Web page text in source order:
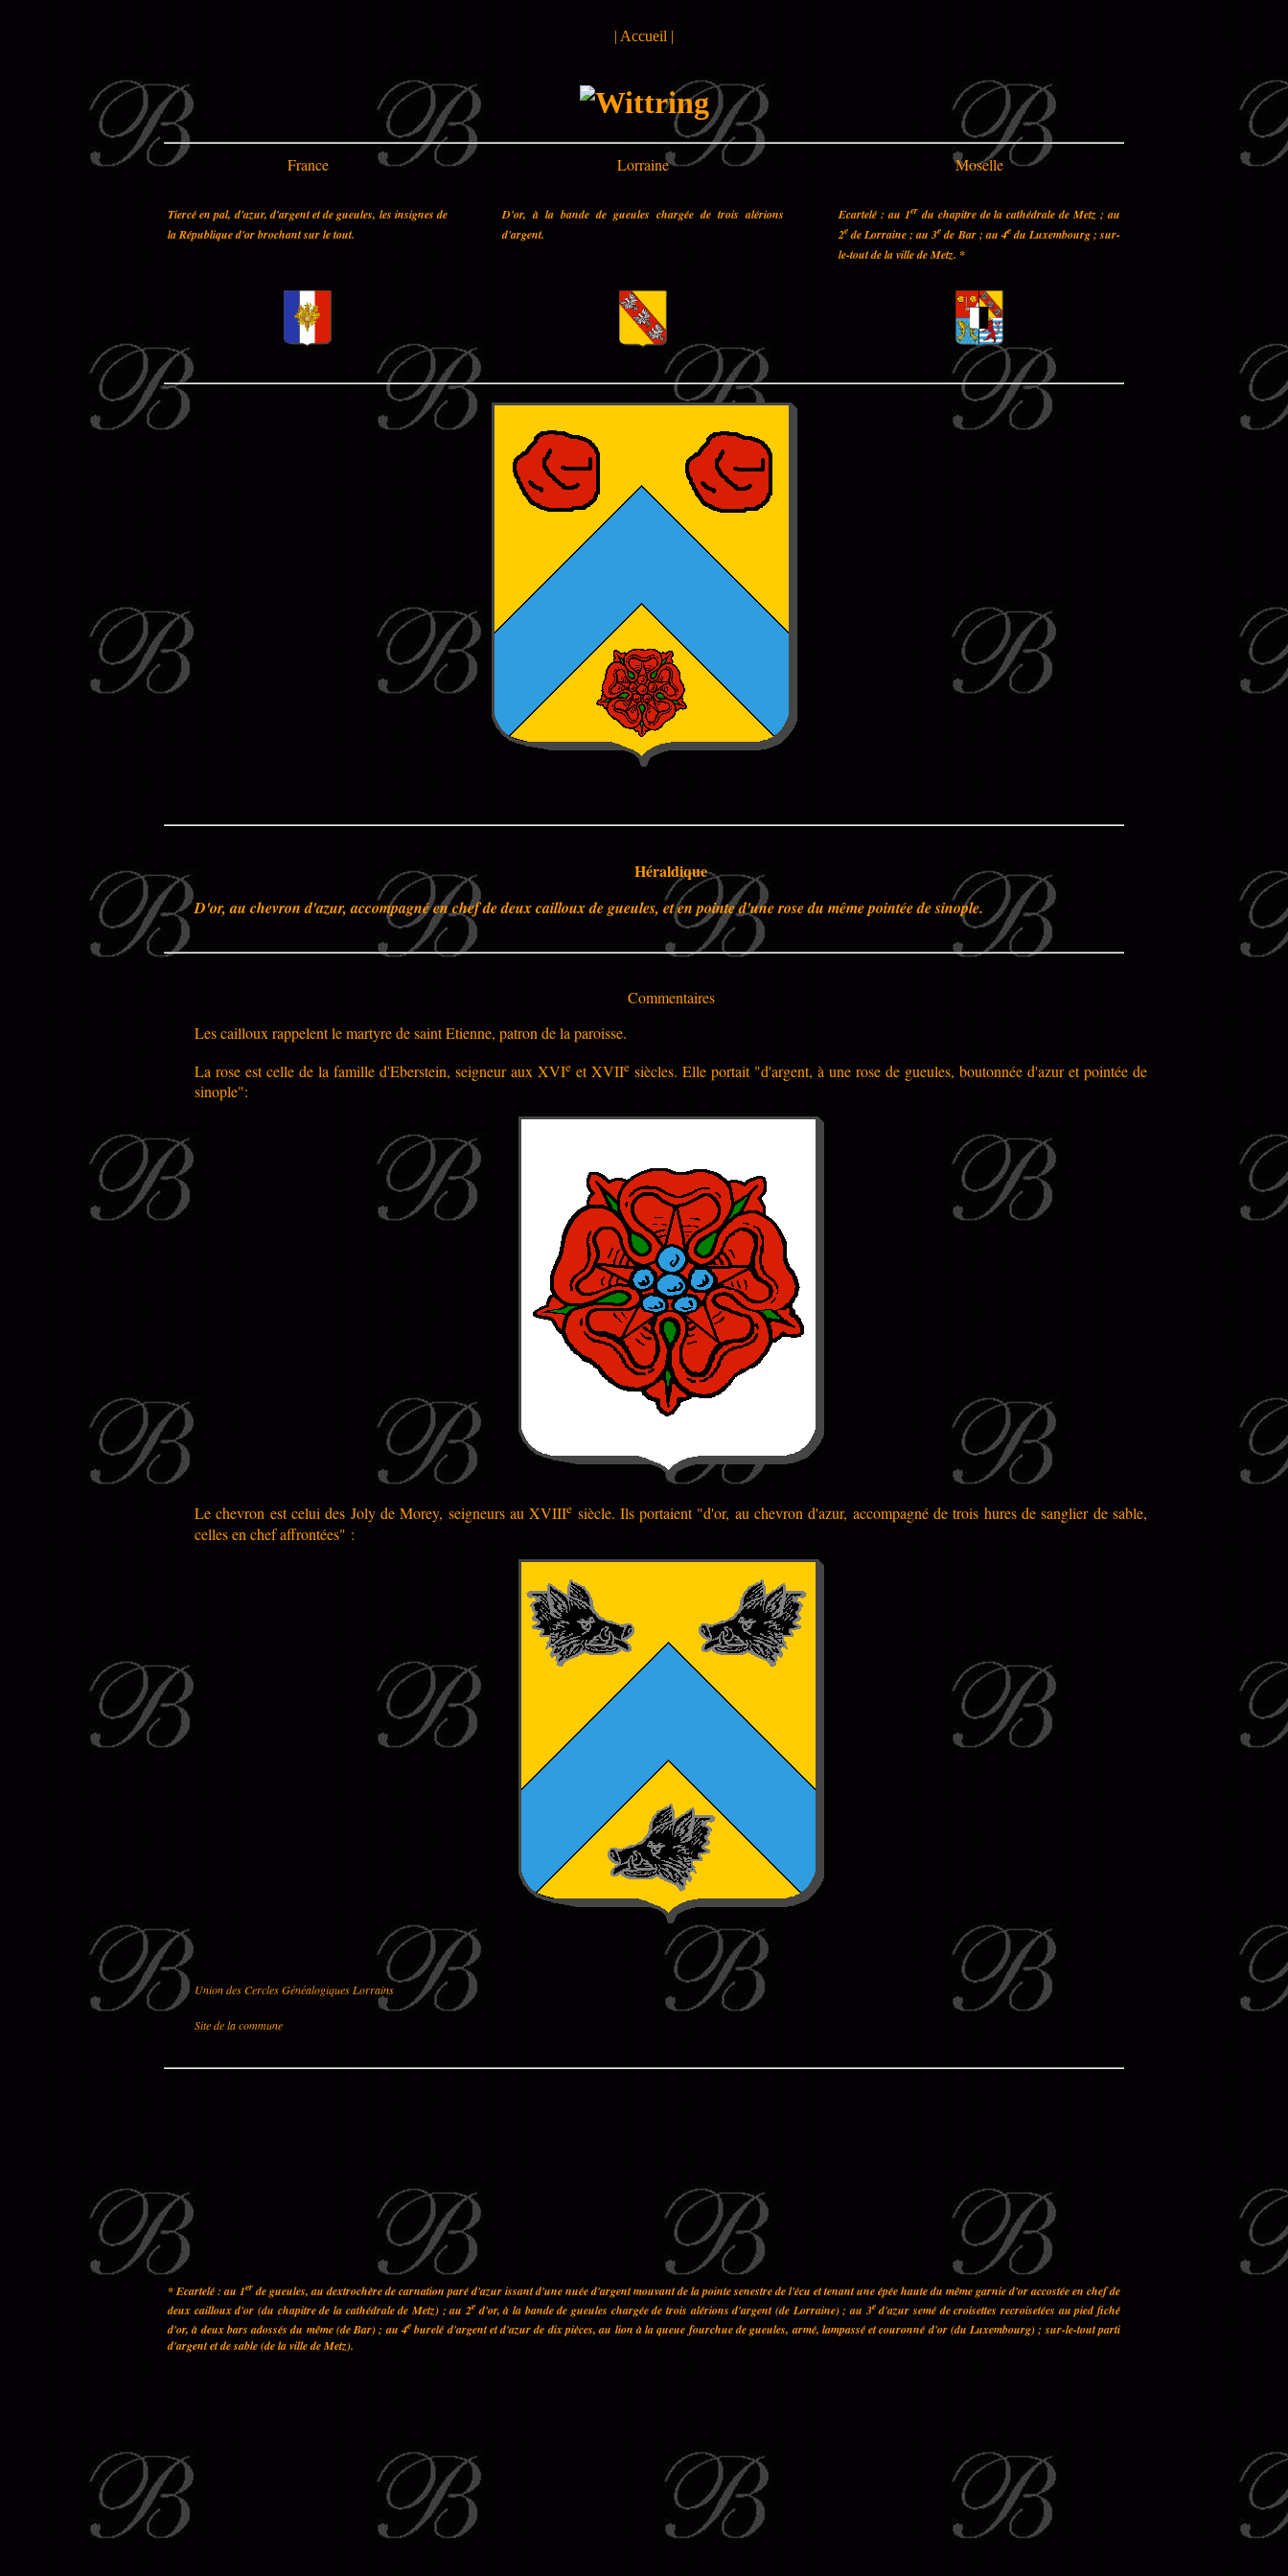
| Accueil |
France Lorraine Moselle
Tiercé en pal, d'azur, d'argent et de gueules, les insignes de
la République d'or brochant sur le tout.
D'or, à la bande de gueules chargée de trois alérions
d'argent.
Ecartelé : au 1erdu chapitre de la cathédrale de Metz ; au
2ede Lorraine ; au 3ede Bar ; au 4edu Luxembourg ; sur-
le-tout de la ville de Metz. *
Héraldique
D'or, au chevron d'azur, accompagné en chef de deux cailloux de gueules, et en pointe d'une rose du même pointée de sinople.
Commentaires
Les cailloux rappelent le martyre de saint Etienne, patron de la paroisse.
La rose est celle de la famille d'Eberstein, seigneur aux XVIe et XVIIe siècles. Elle portait "d'argent, à une rose de gueules, boutonnée d'azur et pointée de
sinople":
Le chevron est celui des Joly de Morey, seigneurs au XVIIIe siècle. Ils portaient "d'or, au chevron d'azur, accompagné de trois hures de sanglier de sable,
celles en chef affrontées" :
Union des Cercles Généalogiques Lorrains
Site de la commune
* Ecartelé : au 1erde gueules, au dextrochère de carnation paré d'azur issant d'une nuée d'argent mouvant de la pointe senestre de l'écu et tenant une épée haute du même garnie d'or accostée en chef de
deux cailloux d'or (du chapitre de la cathédrale de Metz) ; au 2e d'or, à la bande de gueules chargée de trois alérions d'argent (de Lorraine) ; au 3ed'azur semé de croisettes recroisetées au pied fiché
d'or, à deux bars adossés du même (de Bar) ; au 4e burelé d'argent et d'azur de dix pièces, au lion à la queue fourchue de gueules, armé, lampassé et couronné d'or (du Luxembourg) ; sur-le-tout parti
d'argent et de sable (de la ville de Metz).